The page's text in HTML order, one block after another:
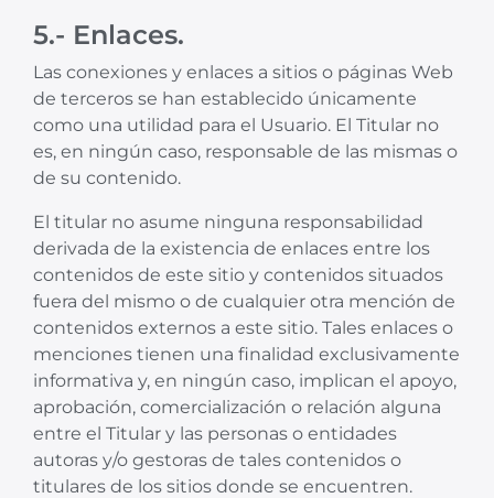
5.- Enlaces.
Las conexiones y enlaces a sitios o páginas Web
de terceros se han establecido únicamente
como una utilidad para el Usuario. El Titular no
es, en ningún caso, responsable de las mismas o
de su contenido.
El titular no asume ninguna responsabilidad
derivada de la existencia de enlaces entre los
contenidos de este sitio y contenidos situados
fuera del mismo o de cualquier otra mención de
contenidos externos a este sitio. Tales enlaces o
menciones tienen una finalidad exclusivamente
informativa y, en ningún caso, implican el apoyo,
aprobación, comercialización o relación alguna
entre el Titular y las personas o entidades
autoras y/o gestoras de tales contenidos o
titulares de los sitios donde se encuentren.